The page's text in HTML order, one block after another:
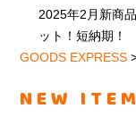
2025年2月新商
ット！短納期！
GOODS EXPRESS
NEW